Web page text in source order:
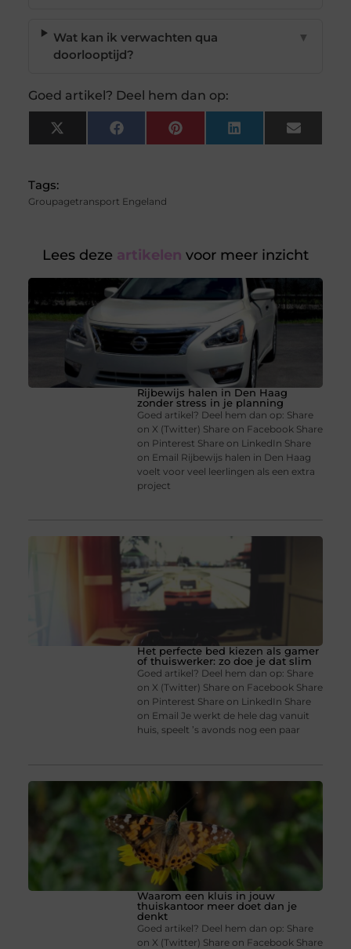
Wat kan ik verwachten qua
doorlooptijd?
▼
Goed artikel? Deel hem dan op:
X
(Twitter)
FacebookPinterest LinkedIn Email
Tags:
Groupagetransport Engeland
Lees deze artikelen voor meer inzicht
Rijbewijs halen in Den Haag
zonder stress in je planning
Goed artikel? Deel hem dan op: Share
on X (Twitter) Share on Facebook Share
on Pinterest Share on LinkedIn Share
on Email Rijbewijs halen in Den Haag
voelt voor veel leerlingen als een extra
project
Het perfecte bed kiezen als gamer
of thuiswerker: zo doe je dat slim
Goed artikel? Deel hem dan op: Share
on X (Twitter) Share on Facebook Share
on Pinterest Share on LinkedIn Share
on Email Je werkt de hele dag vanuit
huis, speelt ’s avonds nog een paar
Waarom een kluis in jouw
thuiskantoor meer doet dan je
denkt
Goed artikel? Deel hem dan op: Share
on X (Twitter) Share on Facebook Share